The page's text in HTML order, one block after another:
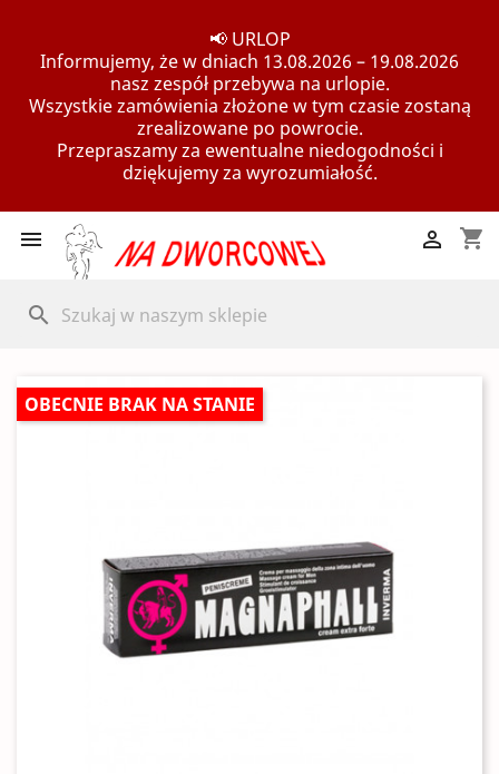
📢 URLOP
Informujemy, że w dniach 13.08.2026 – 19.08.2026
nasz zespół przebywa na urlopie.
Wszystkie zamówienia złożone w tym czasie zostaną
zrealizowane po powrocie.
Przepraszamy za ewentualne niedogodności i
dziękujemy za wyrozumiałość.
 shopping_cart

search
OBECNIE BRAK NA STANIE